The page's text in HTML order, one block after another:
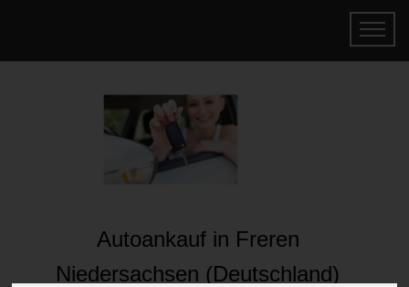
Autoankauf in Freren
Niedersachsen (Deutschland)